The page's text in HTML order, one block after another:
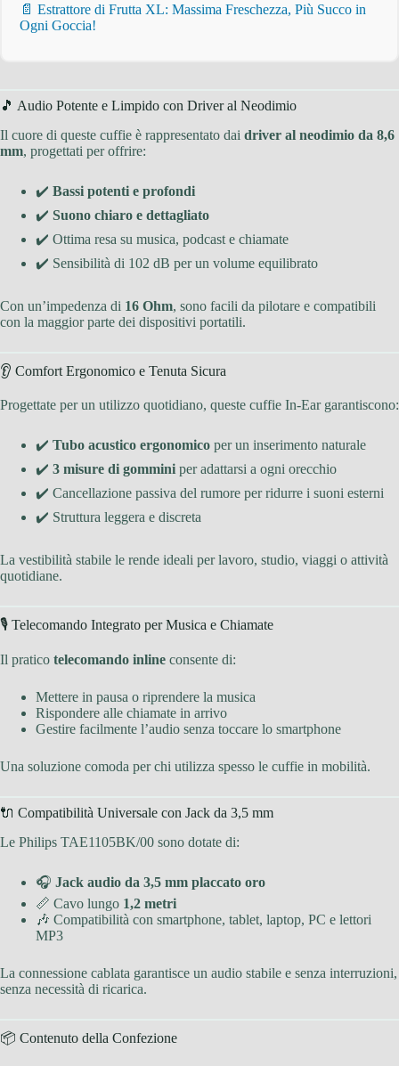
📄 Estrattore di Frutta XL: Massima Freschezza, Più Succo in
Ogni Goccia!
🎵 Audio Potente e Limpido con Driver al Neodimio
Il cuore di queste cuffie è rappresentato dai driver al neodimio da 8,6
mm, progettati per offrire:
✔️ Bassi potenti e profondi
✔️ Suono chiaro e dettagliato
✔️ Ottima resa su musica, podcast e chiamate
✔️ Sensibilità di 102 dB per un volume equilibrato
Con un’impedenza di 16 Ohm, sono facili da pilotare e compatibili
con la maggior parte dei dispositivi portatili.
👂 Comfort Ergonomico e Tenuta Sicura
Progettate per un utilizzo quotidiano, queste cuffie In-Ear garantiscono:
✔️ Tubo acustico ergonomico per un inserimento naturale
✔️ 3 misure di gommini per adattarsi a ogni orecchio
✔️ Cancellazione passiva del rumore per ridurre i suoni esterni
✔️ Struttura leggera e discreta
La vestibilità stabile le rende ideali per lavoro, studio, viaggi o attività
quotidiane.
🎙 Telecomando Integrato per Musica e Chiamate
Il pratico telecomando inline consente di:
Mettere in pausa o riprendere la musica
Rispondere alle chiamate in arrivo
Gestire facilmente l’audio senza toccare lo smartphone
Una soluzione comoda per chi utilizza spesso le cuffie in mobilità.
🔌 Compatibilità Universale con Jack da 3,5 mm
Le Philips TAE1105BK/00 sono dotate di:
🎧 Jack audio da 3,5 mm placcato oro
📏 Cavo lungo 1,2 metri
🎶 Compatibilità con smartphone, tablet, laptop, PC e lettori
MP3
La connessione cablata garantisce un audio stabile e senza interruzioni,
senza necessità di ricarica.
📦 Contenuto della Confezione